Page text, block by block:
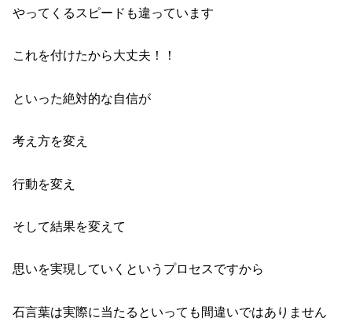
やってくるスピードも違っています
これを付けたから大丈夫！！
といった絶対的な自信が
考え方を変え
行動を変え
そして結果を変えて
思いを実現していくというプロセスですから
石言葉は実際に当たるといっても間違いではありません